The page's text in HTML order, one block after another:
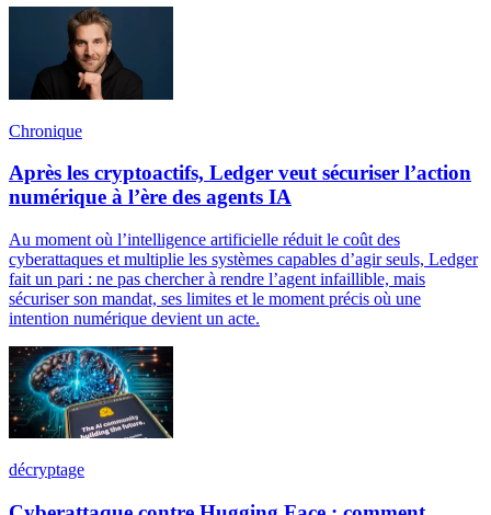
Chronique
Après les cryptoactifs, Ledger veut sécuriser l’action
numérique à l’ère des agents IA
Au moment où l’intelligence artificielle réduit le coût des
cyberattaques et multiplie les systèmes capables d’agir seuls, Ledger
fait un pari : ne pas chercher à rendre l’agent infaillible, mais
sécuriser son mandat, ses limites et le moment précis où une
intention numérique devient un acte.
décryptage